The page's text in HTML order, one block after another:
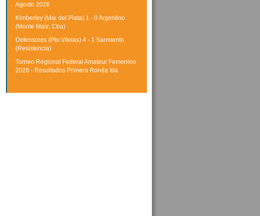
Agosto 2026
Kimberley (Mar del Plata) 1 - 0 Argentino
(Monte Maíz, Cba)
Defensores (Pto.Vilelas) 4 - 1 Sarmiento
(Resistencia)
Torneo Regional Federal Amateur Femenino
2026 - Resultados Primera Ronda Ida